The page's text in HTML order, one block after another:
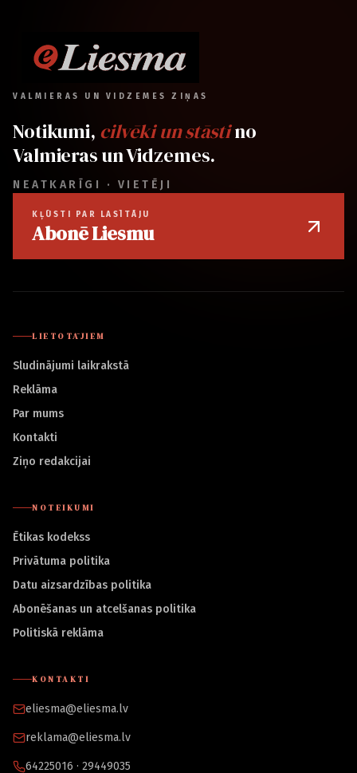
VALMIERAS UN VIDZEMES ZIŅAS
Notikumi, cilvēki un stāstino
Valmieras un Vidzemes.
NEATKARĪGI · VIETĒJI
KĻŪSTI PAR LASĪTĀJU
Abonē Liesmu
LIETOTĀJIEM
Sludinājumi laikrakstā
Reklāma
Par mums
Kontakti
Ziņo redakcijai
NOTEIKUMI
Ētikas kodekss
Privātuma politika
Datu aizsardzības politika
Abonēšanas un atcelšanas politika
Politiskā reklāma
KONTAKTI
eliesma@eliesma.lv
reklama@eliesma.lv
64225016 · 29449035